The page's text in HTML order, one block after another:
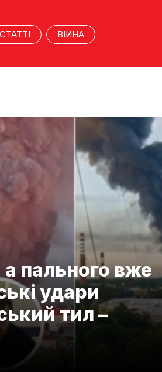
СТАТТІ ВІЙНА
пального вже
удари
тил –